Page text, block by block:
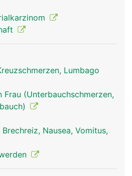
Lumbago
Frau (Unterbauchschmerzen,
Nausea, Vomitus,